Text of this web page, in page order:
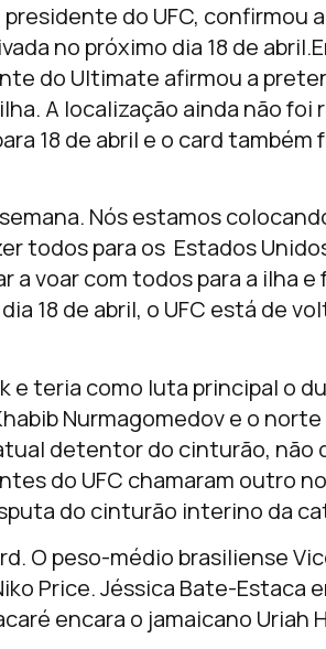
do UFC, confirmou a
no próximo dia 18 de
do Ultimate afirmou a
A localização ainda não foi
18 de abril e o card também
Nós estamos
todos para os Estados
a voar com todos para a ilha e
18 de abril, o UFC está de
e teria como luta principal o
Nurmagomedov e o norte
detentor do cinturão, não
do UFC chamaram outro
do cinturão interino da
O peso-médio brasiliense
Price. Jéssica Bate-Estaca
encara o jamaicano Uriah